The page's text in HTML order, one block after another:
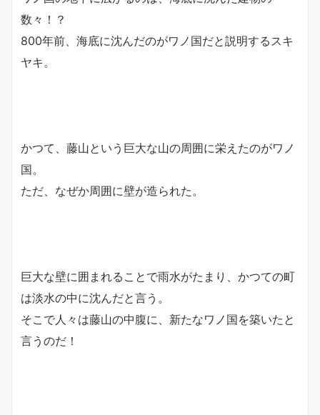
数々！？
800年前、海底に沈んだのがワノ国だと説明するスキ
ヤキ。
かつて、藤山という巨大な山の周囲に栄えたのがワノ
国。
ただ、なぜか周囲に壁が造られた。
巨大な壁に囲まれることで雨水がたまり、かつての町
は淡水の中に沈んだと言う。
そこで人々は藤山の中腹に、新たなワノ国を築いたと
言うのだ！